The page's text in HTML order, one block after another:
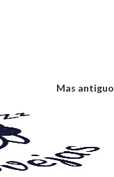
Mas antiguo